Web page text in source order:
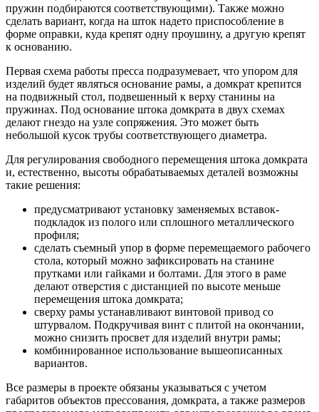
пружин подбираются соответствующими). Также можно
сделать вариант, когда на шток надето приспособление в
форме оправки, куда крепят одну проушину, а другую крепят
к основанию.
Первая схема работы пресса подразумевает, что упором для
изделий будет являться основание рамы, а домкрат крепится
на подвижный стол, подвешенный к верху станины на
пружинах. Под основание штока домкрата в двух схемах
делают гнездо на узле сопряжения. Это может быть
небольшой кусок трубы соответствующего диаметра.
Для регулирования свободного перемещения штока домкрата
и, естественно, высоты обрабатываемых деталей возможны
такие решения:
предусматривают установку заменяемых вставок-
подкладок из полого или сплошного металлического
профиля;
сделать съемный упор в форме перемещаемого рабочего
стола, который можно зафиксировать на станине
прутками или гайками и болтами. Для этого в раме
делают отверстия с дистанцией по высоте меньше
перемещения штока домкрата;
сверху рамы устанавливают винтовой привод со
штурвалом. Подкручивая винт с плитой на окончании,
можно снизить просвет для изделий внутри рамы;
комбинированное использование вышеописанных
вариантов.
Все размеры в проекте обязаны указываться с учетом
габаритов объектов прессования, домкрата, а также размеров